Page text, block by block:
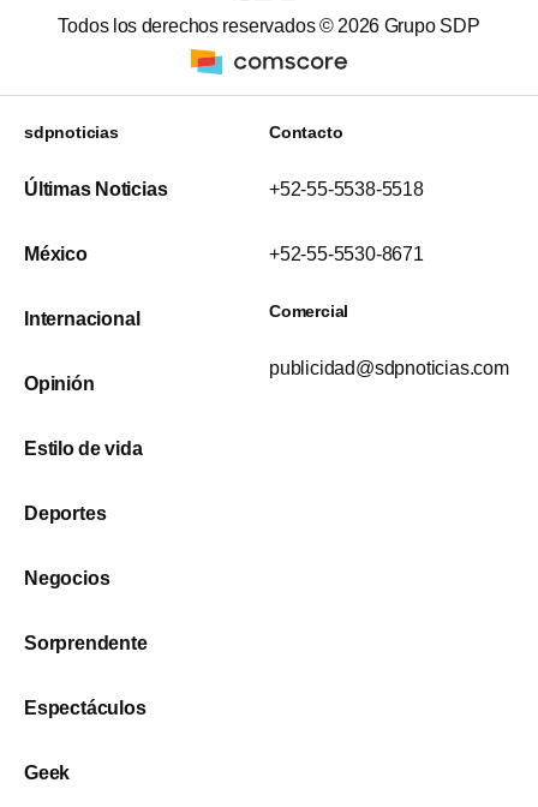
Todos los derechos reservados © 2026 Grupo SDP
sdpnoticias
Últimas Noticias
México
Internacional
Opinión
Estilo de vida
Deportes
Negocios
Sorprendente
Espectáculos
Geek
Contacto
+52-55-5538-5518
+52-55-5530-8671
Comercial
publicidad@sdpnoticias.com